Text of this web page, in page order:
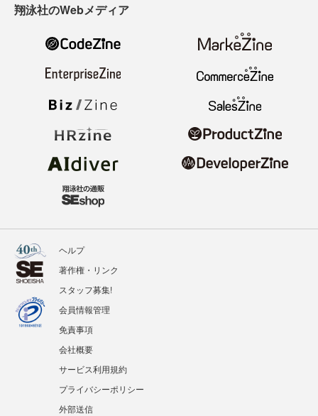
翔泳社のWebメディア
ヘルプ
著作権・リンク
スタッフ募集!
会員情報管理
免責事項
会社概要
サービス利用規約
プライバシーポリシー
外部送信